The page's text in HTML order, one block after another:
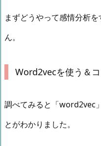
まずどうやって感情分析
ん。
Word2vecを使う＆
調べてみると「word2vec
とがわかりました。